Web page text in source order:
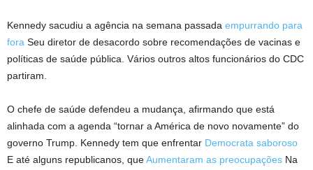
Kennedy sacudiu a agência na semana passada empurrando para
fora Seu diretor de desacordo sobre recomendações de vacinas e
políticas de saúde pública. Vários outros altos funcionários do CDC
partiram.
O chefe de saúde defendeu a mudança, afirmando que está
alinhada com a agenda “tornar a América de novo novamente” do
governo Trump. Kennedy tem que enfrentar Democrata saboroso
E até alguns republicanos, queAumentaram as preocupações Na